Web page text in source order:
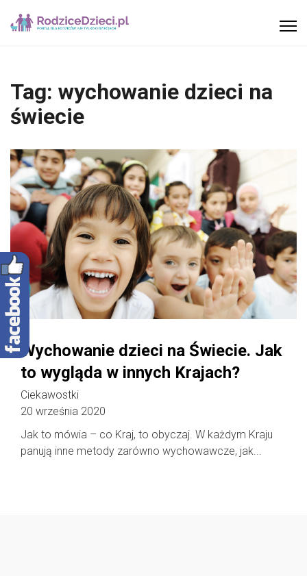
Tag: wychowanie dzieci na
świecie
Wychowanie dzieci na Świecie. Jak
to wygląda w innych Krajach?
Ciekawostki
20 września 2020
Jak to mówia – co Kraj, to obyczaj. W każdym Kraju
panują inne metody zarówno wychowawcze, jak...